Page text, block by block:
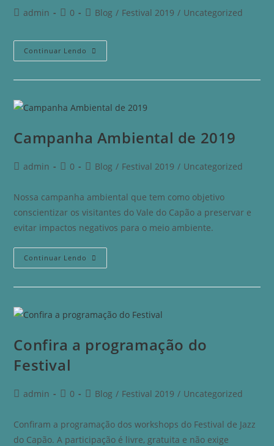
admin 0 Blog / Festival 2019 / Uncategorized
Continuar Lendo
Campanha Ambiental de 2019
admin 0 Blog / Festival 2019 / Uncategorized
Nossa campanha ambiental que tem como objetivo
conscientizar os visitantes do Vale do Capão a preservar e
evitar impactos negativos para o meio ambiente.
Continuar Lendo
Confira a programação do
Festival
admin 0 Blog / Festival 2019 / Uncategorized
Confiram a programação dos workshops do Festival de Jazz
do Capão. A participação é livre, gratuita e não exige